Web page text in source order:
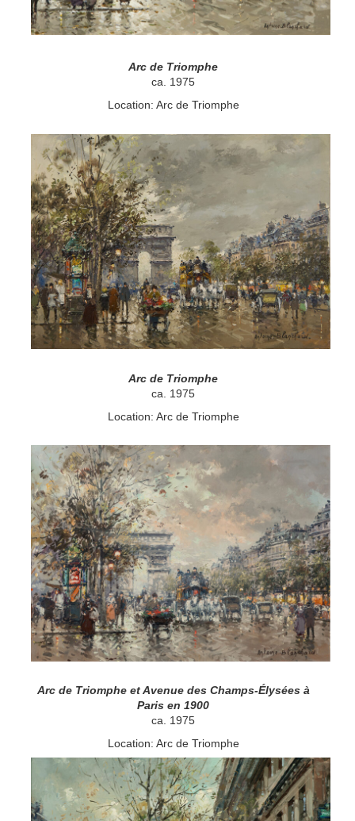
Arc de Triomphe
ca. 1975
Location: Arc de Triomphe
Arc de Triomphe
ca. 1975
Location: Arc de Triomphe
Arc de Triomphe et Avenue des Champs-Élysées à
Paris en 1900
ca. 1975
Location: Arc de Triomphe